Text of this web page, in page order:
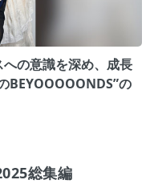
の意識を深め、成長
BEYOOOOONDS”の
総集編